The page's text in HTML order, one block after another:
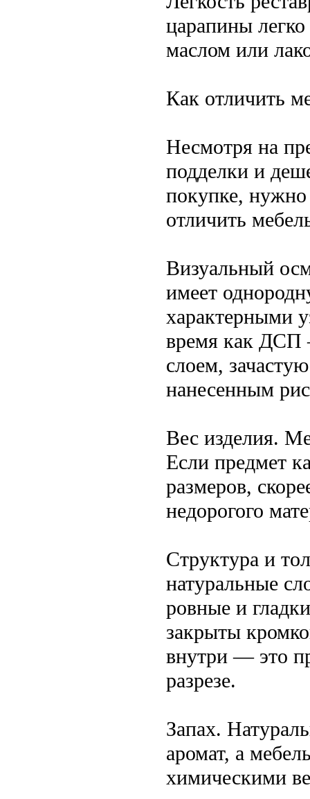
царапины
маслом или
Как отличить
Несмотря на
подделки и
покупке,
отличить
Визуальный
имеет
характерными
время как ДСП
слоем,
нанесенным
Вес изделия.
Если предмет
размеров,
недорогого
Структура и
натуральные
ровные и
закрыты
внутри — это
разрезе.
Запах.
аромат, а
химическими